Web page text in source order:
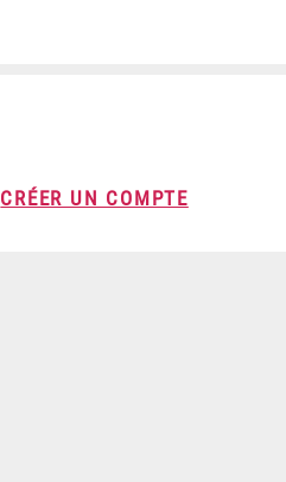
CRÉER UN COMPTE